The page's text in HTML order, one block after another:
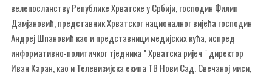
велепосланству Републике Хрватске у Србији, господин Филип
Дамјановић, представник Хрватског националног вијећа господин
Андреј Шпановић као и представници медијских кућа, испред
информативно-политичког тједника " Хрватска ријеч " директор
Иван Каран, као и Телевизијска екипа ТВ Нови Сад. Свечаној миси,